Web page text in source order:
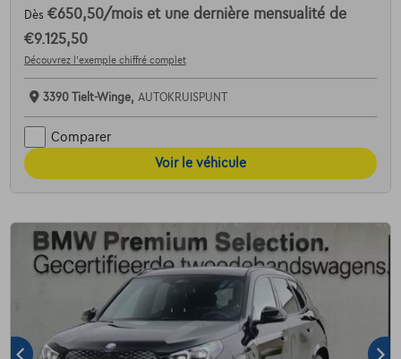
Dès €650,50/mois et une dernière mensualité de
€9.125,50
Découvrez l’exemple chiffré complet
3390 Tielt-Winge, AUTOKRUISPUNT
Comparer
Voir le véhicule